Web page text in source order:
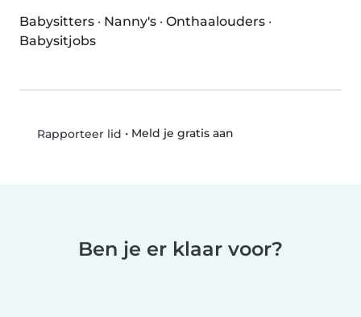
Babysitters · Nanny's · Onthaalouders ·
Babysitjobs
Rapporteer lid • Meld je gratis aan
Ben je er klaar voor?